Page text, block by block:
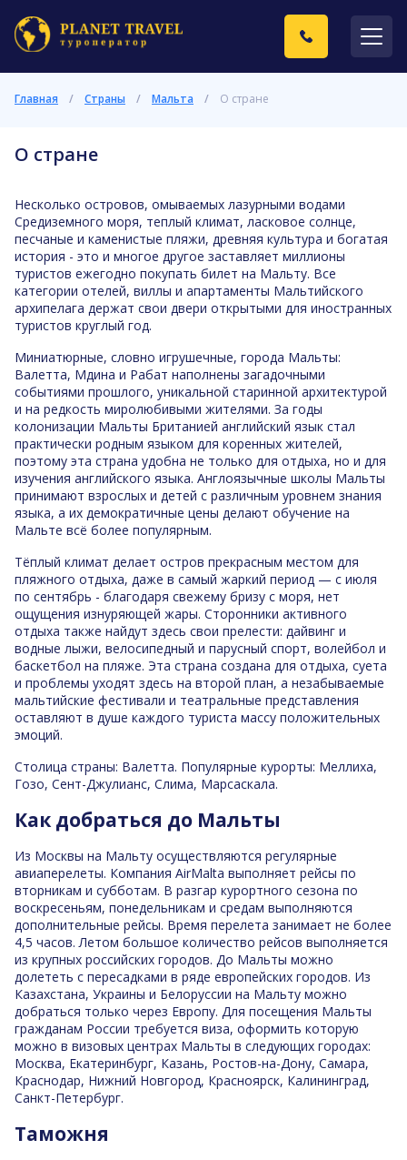
Главная / Страны / Мальта / О стране
О стране
Несколько островов, омываемых лазурными водами
Средиземного моря, теплый климат, ласковое солнце,
песчаные и каменистые пляжи, древняя культура и богатая
история - это и многое другое заставляет миллионы
туристов ежегодно покупать билет на Мальту. Все
категории отелей, виллы и апартаменты Мальтийского
архипелага держат свои двери открытыми для иностранных
туристов круглый год.
Миниатюрные, словно игрушечные, города Мальты:
Валетта, Мдина и Рабат наполнены загадочными
событиями прошлого, уникальной старинной архитектурой
и на редкость миролюбивыми жителями. За годы
колонизации Мальты Британией английский язык стал
практически родным языком для коренных жителей,
поэтому эта страна удобна не только для отдыха, но и для
изучения английского языка. Англоязычные школы Мальты
принимают взрослых и детей с различным уровнем знания
языка, а их демократичные цены делают обучение на
Мальте всё более популярным.
Тёплый климат делает остров прекрасным местом для
пляжного отдыха, даже в самый жаркий период — с июля
по сентябрь - благодаря свежему бризу с моря, нет
ощущения изнуряющей жары. Сторонники активного
отдыха также найдут здесь свои прелести: дайвинг и
водные лыжи, велосипедный и парусный спорт, волейбол и
баскетбол на пляже. Эта страна создана для отдыха, суета
и проблемы уходят здесь на второй план, а незабываемые
мальтийские фестивали и театральные представления
оставляют в душе каждого туриста массу положительных
эмоций.
Столица страны: Валетта. Популярные курорты: Меллиха,
Гозо, Сент-Джулианс, Слима, Марсаскала.
Как добраться до Мальты
Из Москвы на Мальту осуществляются регулярные
авиаперелеты. Компания AirMalta выполняет рейсы по
вторникам и субботам. В разгар курортного сезона по
воскресеньям, понедельникам и средам выполняются
дополнительные рейсы. Время перелета занимает не более
4,5 часов. Летом большое количество рейсов выполняется
из крупных российских городов. До Мальты можно
долететь с пересадками в ряде европейских городов. Из
Казахстана, Украины и Белоруссии на Мальту можно
добраться только через Европу. Для посещения Мальты
гражданам России требуется виза, оформить которую
можно в визовых центрах Мальты в следующих городах:
Москва, Екатеринбург, Казань, Ростов-на-Дону, Самара,
Краснодар, Нижний Новгород, Красноярск, Калининград,
Санкт-Петербург.
Таможня